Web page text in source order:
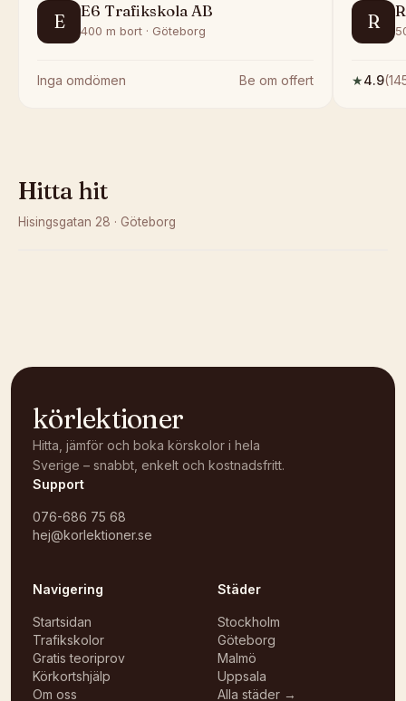
E E6 Trafikskola AB
400 m bort · Göteborg
Inga omdömen Be om offert
R
★4.9(
Hitta hit
Hisingsgatan 28 · Göteborg
körlektioner
Hitta, jämför och boka körskolor i hela
Sverige – snabbt, enkelt och kostnadsfritt.
Support
076-686 75 68
hej@korlektioner.se
Navigering
Startsidan
Trafikskolor
Gratis teoriprov
Körkortshjälp
Om oss
Städer
Stockholm
Göteborg
Malmö
Uppsala
Alla städer →